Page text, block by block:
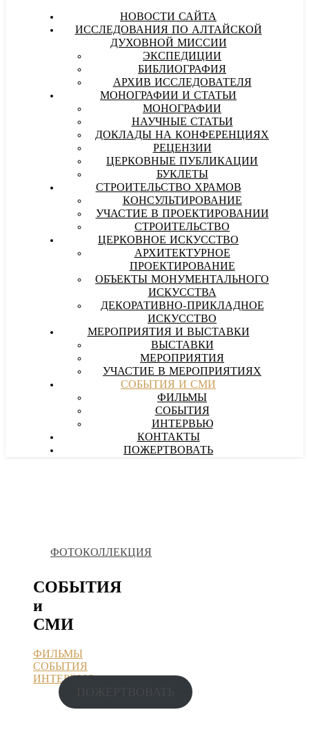
НОВОСТИ САЙТА
ИССЛЕДОВАНИЯ ПО АЛТАЙСКОЙ
ДУХОВНОЙ МИССИИ
ЭКСПЕДИЦИИ
БИБЛИОГРАФИЯ
АРХИВ ИССЛЕДОВАТЕЛЯ
МОНОГРАФИИ И СТАТЬИ
МОНОГРАФИИ
НАУЧНЫЕ СТАТЬИ
ДОКЛАДЫ НА КОНФЕРЕНЦИЯХ
РЕЦЕНЗИИ
ЦЕРКОВНЫЕ ПУБЛИКАЦИИ
БУКЛЕТЫ
СТРОИТЕЛЬСТВО ХРАМОВ
КОНСУЛЬТИРОВАНИЕ
УЧАСТИЕ В ПРОЕКТИРОВАНИИ
СТРОИТЕЛЬСТВО
ЦЕРКОВНОЕ ИСКУССТВО
АРХИТЕКТУРНОЕ
ПРОЕКТИРОВАНИЕ
ОБЪЕКТЫ МОНУМЕНТАЛЬНОГО
ИСКУССТВА
ДЕКОРАТИВНО-ПРИКЛАДНОЕ
ИСКУССТВО
МЕРОПРИЯТИЯ И ВЫСТАВКИ
ВЫСТАВКИ
МЕРОПРИЯТИЯ
УЧАСТИЕ В МЕРОПРИЯТИЯХ
СОБЫТИЯ И СМИ
ФИЛЬМЫ
СОБЫТИЯ
ИНТЕРВЬЮ
КОНТАКТЫ
ПОЖЕРТВОВАТЬ
ФОТОКОЛЛЕКЦИЯ
СОБЫТИЯ
и
СМИ
ФИЛЬМЫ
СОБЫТИЯ
ИНТЕРВЬЮ